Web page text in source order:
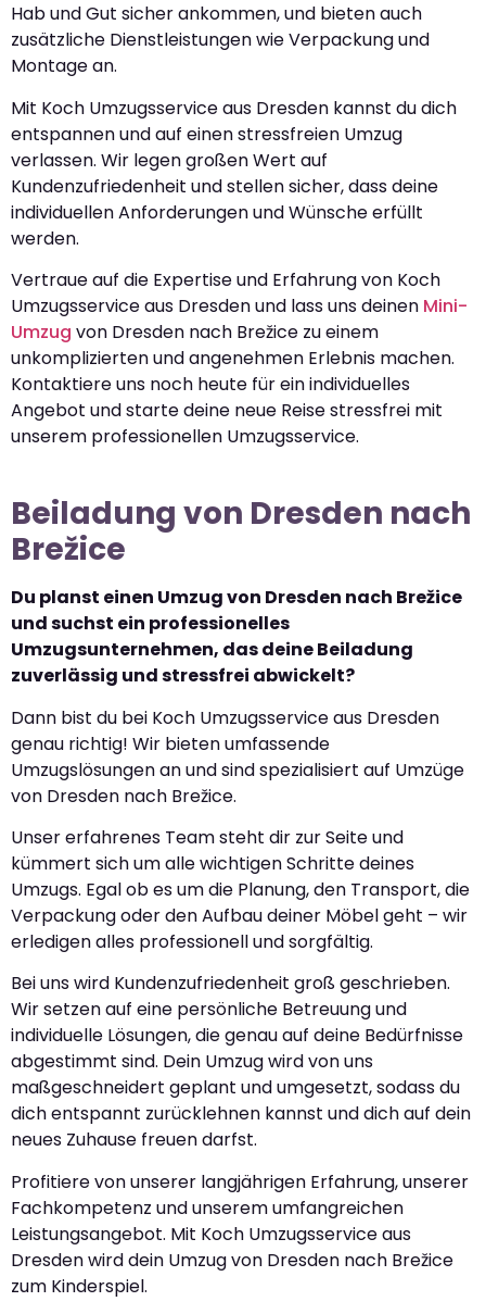
Hab und Gut sicher ankommen, und bieten auch
zusätzliche Dienstleistungen wie Verpackung und
Montage an.
Mit Koch Umzugsservice aus Dresden kannst du dich
entspannen und auf einen stressfreien Umzug
verlassen. Wir legen großen Wert auf
Kundenzufriedenheit und stellen sicher, dass deine
individuellen Anforderungen und Wünsche erfüllt
werden.
Vertraue auf die Expertise und Erfahrung von Koch
Umzugsservice aus Dresden und lass uns deinen Mini-
Umzug von Dresden nach Brežice zu einem
unkomplizierten und angenehmen Erlebnis machen.
Kontaktiere uns noch heute für ein individuelles
Angebot und starte deine neue Reise stressfrei mit
unserem professionellen Umzugsservice.
Beiladung von Dresden nach
Brežice
Du planst einen Umzug von Dresden nach Brežice
und suchst ein professionelles
Umzugsunternehmen, das deine Beiladung
zuverlässig und stressfrei abwickelt?
Dann bist du bei Koch Umzugsservice aus Dresden
genau richtig! Wir bieten umfassende
Umzugslösungen an und sind spezialisiert auf Umzüge
von Dresden nach Brežice.
Unser erfahrenes Team steht dir zur Seite und
kümmert sich um alle wichtigen Schritte deines
Umzugs. Egal ob es um die Planung, den Transport, die
Verpackung oder den Aufbau deiner Möbel geht – wir
erledigen alles professionell und sorgfältig.
Bei uns wird Kundenzufriedenheit groß geschrieben.
Wir setzen auf eine persönliche Betreuung und
individuelle Lösungen, die genau auf deine Bedürfnisse
abgestimmt sind. Dein Umzug wird von uns
maßgeschneidert geplant und umgesetzt, sodass du
dich entspannt zurücklehnen kannst und dich auf dein
neues Zuhause freuen darfst.
Profitiere von unserer langjährigen Erfahrung, unserer
Fachkompetenz und unserem umfangreichen
Leistungsangebot. Mit Koch Umzugsservice aus
Dresden wird dein Umzug von Dresden nach Brežice
zum Kinderspiel.